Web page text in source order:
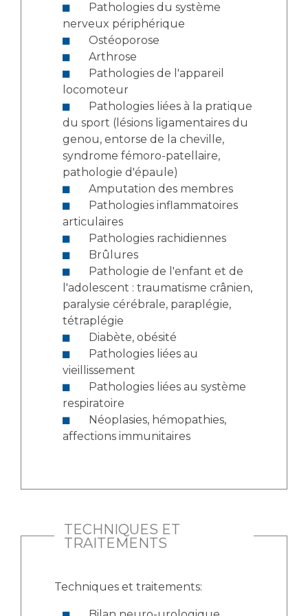
nerveux périphérique
Ostéoporose
Arthrose
locomoteur
du sport (lésions ligamentaires du
genou, entorse de la cheville,
syndrome fémoro-patellaire,
pathologie d'épaule)
Amputation des membres
articulaires
Pathologies rachidiennes
Brûlures
l'adolescent : traumatisme crânien,
paralysie cérébrale, paraplégie,
tétraplégie
Diabète, obésité
vieillissement
respiratoire
affections immunitaires
TECHNIQUES ET
TRAITEMENTS
Techniques et traitements: